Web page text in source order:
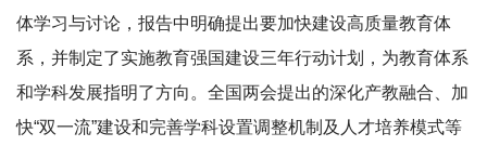
体学习与讨论，报告中明确提出要加快建设高质量教育体
系，并制定了实施教育强国建设三年行动计划，为教育体系
和学科发展指明了方向。全国两会提出的深化产教融合、加
快“双一流”建设和完善学科设置调整机制及人才培养模式等